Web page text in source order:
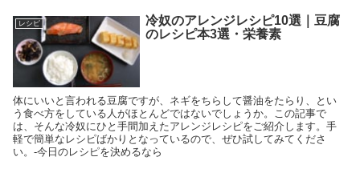
レシピ
冷奴のアレンジレシピ10選｜豆腐
のレシピ本3選・栄養素
体にいいと言われる豆腐ですが、ネギをちらして醤油をたらり、とい
う食べ方をしている人がほとんどではないでしょうか。この記事で
は、そんな冷奴にひと手間加えたアレンジレシピをご紹介します。手
軽で簡単なレシピばかりとなっているので、ぜひ試してみてくださ
い。-今日のレシピを決めるなら